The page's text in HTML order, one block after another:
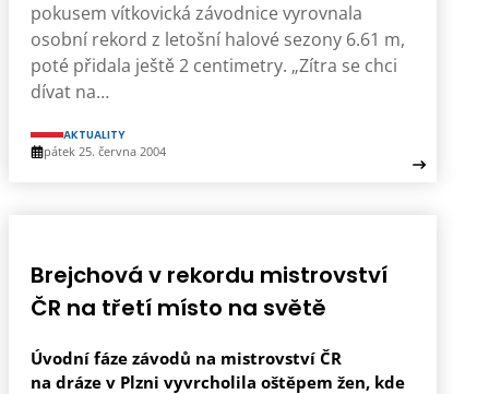
pokusem vítkovická závodnice vyrovnala
osobní rekord z letošní halové sezony 6.61 m,
poté přidala ještě 2 centimetry. „Zítra se chci
dívat na…
AKTUALITY
pátek 25. června 2004
Brejchová v rekordu mistrovství
ČR na třetí místo na světě
Úvodní fáze závodů na mistrovství ČR
na dráze v Plzni vyvrcholila oštěpem žen, kde